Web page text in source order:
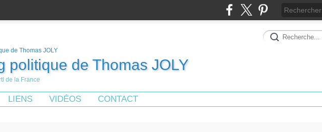
politique de Thomas JOLY
de la France
LIENS VIDÉOS CONTACT